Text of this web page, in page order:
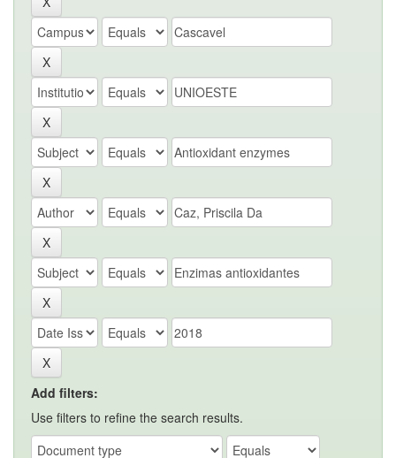
Add filters:
Use filters to refine the search results.